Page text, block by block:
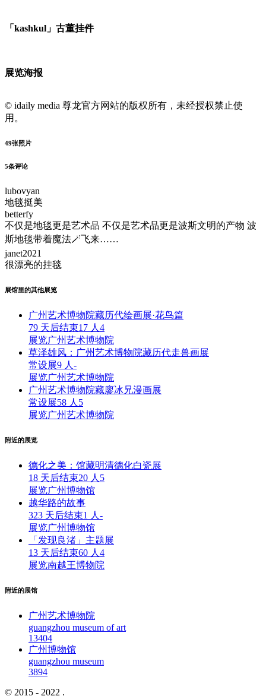
「kashkul」古董挂件
展览海报
© idaily media 尊龙官方网站的版权所有，未经授权禁止使
用。
49张照片
5条评论
lubovyan
地毯挺美
betterfy
不仅是地毯更是艺术品 不仅是艺术品更是波斯文明的产物 波
斯地毯带着魔法🪄飞来……
janet2021
很漂亮的挂毯
展馆里的其他展览
广州艺术博物院藏历代绘画展·花鸟篇
79 天后结束17 人 4
展览广州艺术博物院
草泽雄风：广州艺术博物院藏历代走兽画展
常设展9 人 -
展览广州艺术博物院
广州艺术博物院藏廖冰兄漫画展
常设展58 人 5
展览广州艺术博物院
附近的展览
德化之美：馆藏明清德化白瓷展
18 天后结束20 人 5
展览广州博物馆
越华路的故事
323 天后结束1 人 -
展览广州博物馆
「发现良渚」主题展
13 天后结束60 人 4
展览南越王博物院
附近的展馆
广州艺术博物院
guangzhou museum of art
13404
广州博物馆
guangzhou museum
3894
© 2015 - 2022 .